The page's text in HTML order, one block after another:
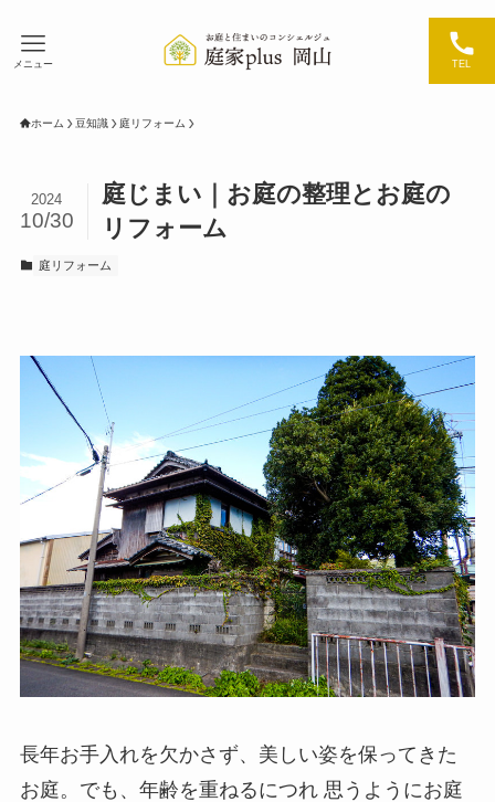
TEL
メニュー
ホーム 豆知識 庭リフォーム
庭じまい｜お庭の整理とお庭の
リフォーム
2024
10/30
庭リフォーム
長年お手入れを欠かさず、美しい姿を保ってきた
お庭。でも、年齢を重ねるにつれ 思うようにお庭